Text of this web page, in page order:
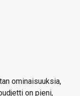
ominaisuuksia,
on pieni,